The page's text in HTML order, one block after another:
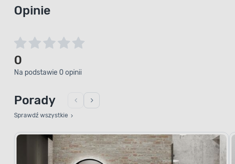
Opinie
0
Na podstawie 0 opinii
Porady
Sprawdź wszystkie